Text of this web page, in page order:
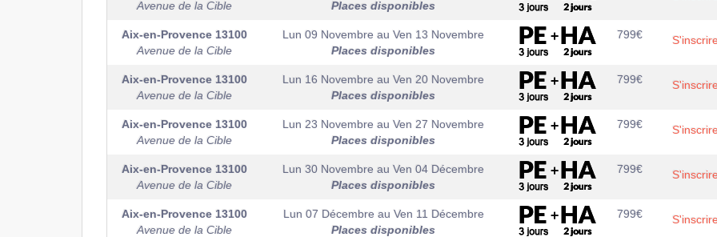
Avenue de la Cible
Places disponibles
Aix-en-Provence 13100
Avenue de la Cible
Lun 09 Novembre au Ven 13 Novembre
Places disponibles
799€ S'inscrire
Aix-en-Provence 13100
Avenue de la Cible
Lun 16 Novembre au Ven 20 Novembre
Places disponibles
799€ S'inscrire
Aix-en-Provence 13100
Avenue de la Cible
Lun 23 Novembre au Ven 27 Novembre
Places disponibles
799€ S'inscrire
Aix-en-Provence 13100
Avenue de la Cible
Lun 30 Novembre au Ven 04 Décembre
Places disponibles
799€ S'inscrire
Aix-en-Provence 13100
Avenue de la Cible
Lun 07 Décembre au Ven 11 Décembre
Places disponibles
799€ S'inscrire